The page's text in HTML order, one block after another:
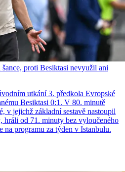
proti Besiktasi nevyužil ani
utkání 3. předkola Evropské
Besiktasi 0:1. V 80. minutě
v jejichž základní sestavě nastoupil
od 71. minuty bez vyloučeného
na programu za týden v Istanbulu.